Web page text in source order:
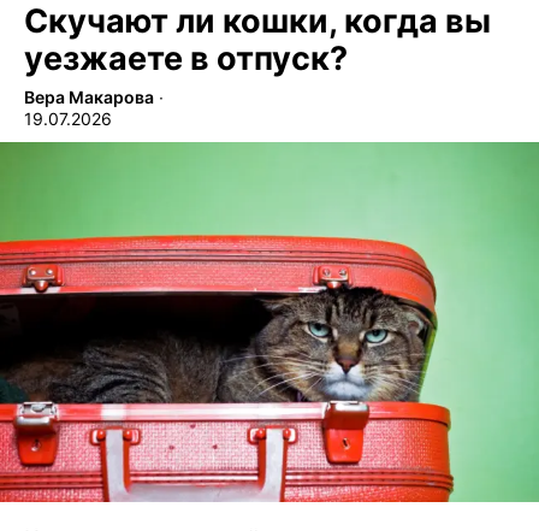
Скучают ли кошки, когда вы
уезжаете в отпуск?
Вера Макарова ∙
19.07.2026